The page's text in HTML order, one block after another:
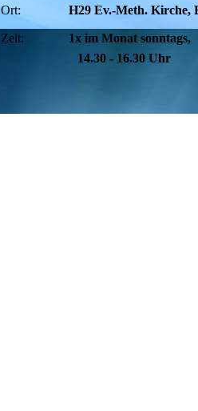
Ort:H29 Ev.-Meth. Kirche,
Zeit: 1x im Monat sonntags,
14.30 - 16.30 Uhr